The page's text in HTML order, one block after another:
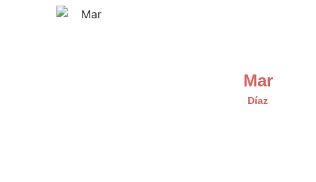
Mar
Díaz